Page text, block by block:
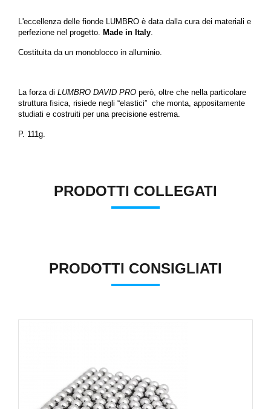
L'eccellenza delle fionde LUMBRO è data dalla cura dei materiali e
perfezione nel progetto. Made in Italy
Costituita da un monoblocco in alluminio.
La forza di LUMBRO DAVID PRO però, oltre che nella particolare
struttura fisica, risiede negli “elastici” che monta, appositamente
studiati e costruiti per una precisione estrema.
P. 111g.
PRODOTTI COLLEGATI
PRODOTTI CONSIGLIATI